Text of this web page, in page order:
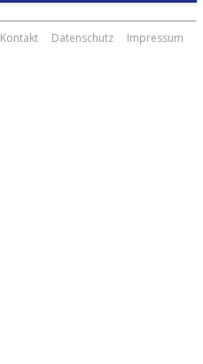
Kontakt Datenschutz Impressum